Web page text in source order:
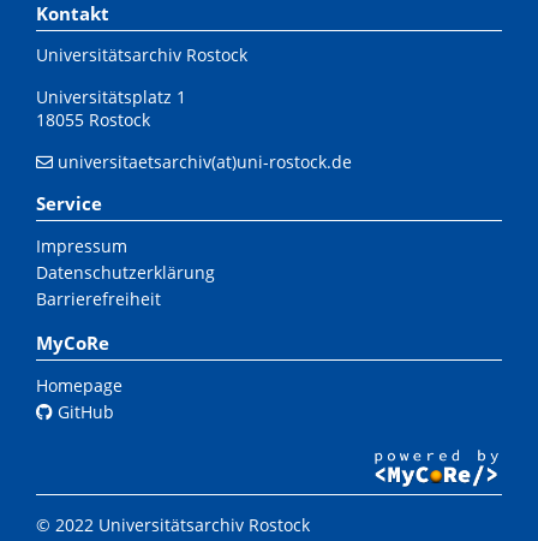
Kontakt
Universitätsarchiv Rostock
Universitätsplatz 1
18055 Rostock
universitaetsarchiv(at)uni-rostock.de
Service
Impressum
Datenschutzerklärung
Barrierefreiheit
MyCoRe
Homepage
GitHub
© 2022 Universitätsarchiv Rostock